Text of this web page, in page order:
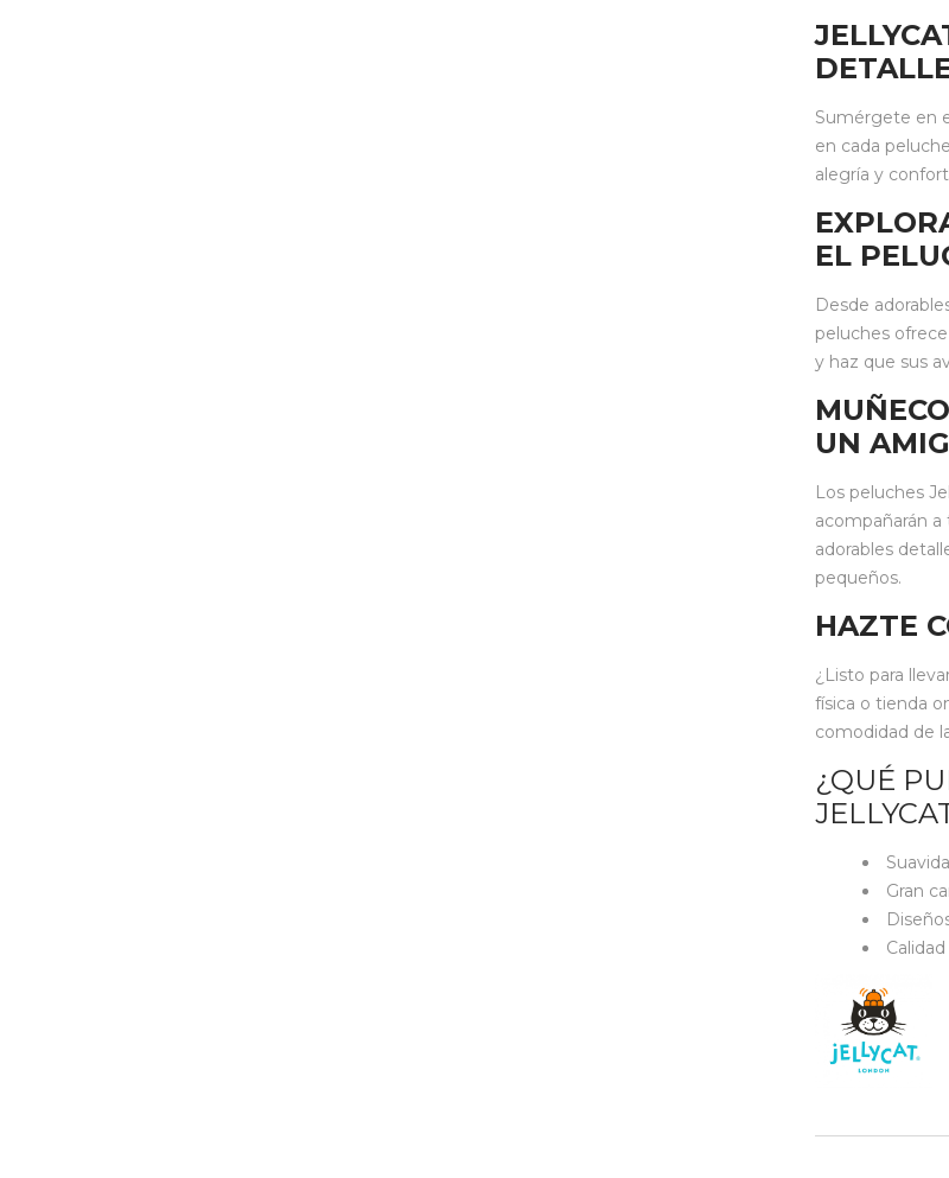
Sumérgete en
en cada
alegría y
EL
Desde
peluches
y haz que sus
UN
Los peluches
acompañarán
adorables
pequeños.
HAZTE
¿Listo para
física o tienda
comodidad de
¿QUÉ
Gran